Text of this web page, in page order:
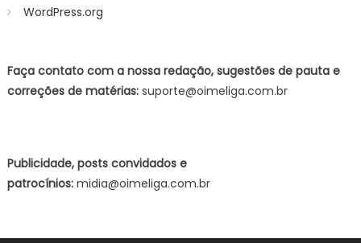
WordPress.org
Faça contato com a nossa redação, sugestões de pauta e
correções de matérias:suporte@oimeliga.com.br
Publicidade, posts convidados e
patrocínios:midia@oimeliga.com.br